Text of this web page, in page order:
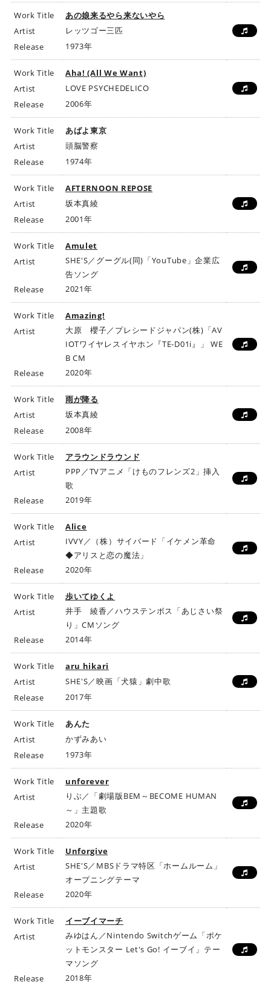
Work Title
あの娘来るやら来ないやら
Artist
レッツゴー三匹
Release
1973年
Work Title
Aha! (All We Want)
Artist
LOVE PSYCHEDELICO
Release
2006年
Work Title
あばよ東京
Artist
頭脳警察
Release
1974年
Work Title
AFTERNOON REPOSE
Artist
坂本真綾
Release
2001年
Work Title
Amulet
Artist
SHE'S／グーグル(同)「YouTube」企業広
告ソング
Release
2021年
Work Title
Amazing!
Artist
大原 櫻子／プレシードジャパン(株)「AV
IOTワイヤレスイヤホン『TE-D01i』」 WE
B CM
Release
2020年
Work Title
雨が降る
Artist
坂本真綾
Release
2008年
Work Title
アラウンドラウンド
Artist
PPP／TVアニメ「けものフレンズ2」挿入
歌
Release
2019年
Work Title
Alice
Artist
IVVY／（株）サイバード「イケメン革命
◆アリスと恋の魔法」
Release
2020年
Work Title
歩いてゆくよ
Artist
井手 綾香／ハウステンボス「あじさい祭
り」CMソング
Release
2014年
Work Title
aru hikari
Artist
SHE'S／映画「犬猿」劇中歌
Release
2017年
Work Title
あんた
Artist
かずみあい
Release
1973年
Work Title
unforever
Artist
りぶ／「劇場版BEM～BECOME HUMAN
～」主題歌
Release
2020年
Work Title
Unforgive
Artist
SHE'S／MBSドラマ特区「ホームルーム」
オープニングテーマ
Release
2020年
Work Title
イーブイマーチ
Artist
みゆはん／Nintendo Switchゲーム「ポケ
ットモンスター Let's Go! イーブイ」テー
マソング
Release
2018年